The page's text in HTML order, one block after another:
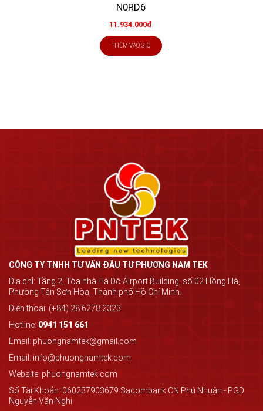
N0RD6
11.934.000đ
THÊM VÀO GIỎ
CÔNG TY TNHH TƯ VẤN ĐẦU TƯ PHƯƠNG NAM TEK
Địa chỉ: Tầng 2, Tòa nhà Hà Đô Airport Building, số 02 Hồng Hà,
Phường Tân Sơn Hòa, Thành phố Hồ Chí Minh.
Điện thoại: (+84) 28 6278 2323
Hotline: 0941 151 661
Email: phuongnamtek@gmail.com
Email: info@phuongnamtek.com
Website: phuongnamtek.com
Số Tài Khoản: 060237903679 Sacombank CN Phú Nhuận - PGD
Nguyễn Văn Nghi